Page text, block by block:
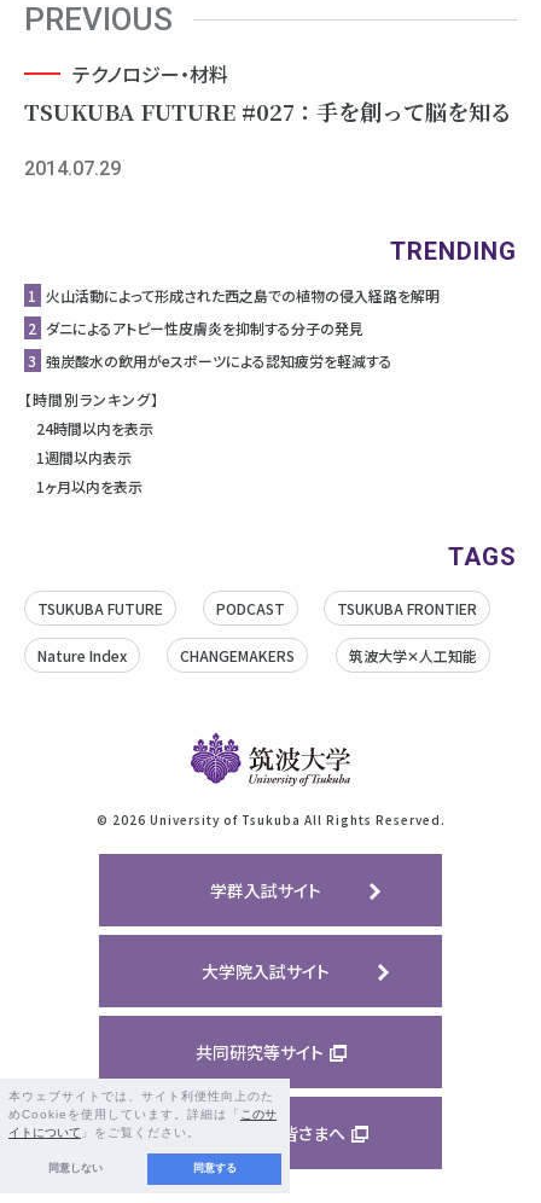
本ウェブサイトでは、サイト利便性向上のた
めCookieを使用しています。詳細は「 このサ
イトについて 」をご覧ください。
同意しない 同意する
PREVIOUS
テクノロジー・材料
TSUKUBA FUTURE #027：手を創って脳を知る
2014.07.29
TRENDING
1 ⽕⼭活動によって形成された⻄之島での植物の侵⼊経路を解明
2 ダニによるアトピー性皮膚炎を抑制する分子の発見
3 強炭酸水の飲用がeスポーツによる認知疲労を軽減する
【時間別ランキング】
24時間以内を表示
1週間以内表示
1ヶ月以内を表示
TAGS
TSUKUBA FUTURE PODCAST TSUKUBA FRONTIER
Nature Index CHANGEMAKERS 筑波大学✕人工知能
© 2026 University of Tsukuba All Rights Reserved.
学群入試サイト
大学院入試サイト
共同研究等サイト
ご支援くださる皆さまへ